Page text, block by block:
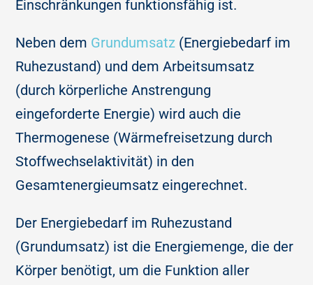
Einschränkungen funktionsfähig ist.
Neben dem Grundumsatz (Energiebedarf im
Ruhezustand) und dem Arbeitsumsatz
(durch körperliche Anstrengung
eingeforderte Energie) wird auch die
Thermogenese (Wärmefreisetzung durch
Stoffwechselaktivität) in den
Gesamtenergieumsatz eingerechnet.
Der Energiebedarf im Ruhezustand
(Grundumsatz) ist die Energiemenge, die der
Körper benötigt, um die Funktion aller